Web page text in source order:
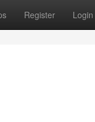
Register Login